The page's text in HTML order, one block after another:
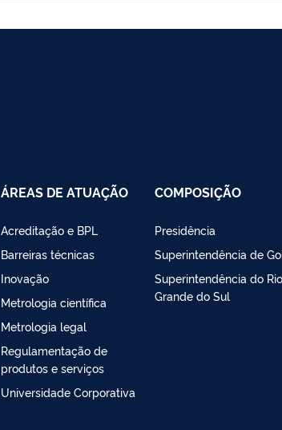
ÁREAS DE ATUAÇÃO
Acreditação e BPL
Barreiras técnicas
Inovação
Metrologia científica
Metrologia legal
Regulamentação de
produtos e serviços
Universidade Corporativa
COMPOSIÇÃO
Presidência
Superintendência de
Superintendência do Rio
Grande do Sul